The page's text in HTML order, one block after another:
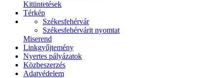
Kitüntetések
Térkép
Székesfehérvár
Székesfehérvárit nyomtat
Miserend
Linkgyűjtemény
Nyertes pályázatok
Közbeszerzés
Adatvédelem